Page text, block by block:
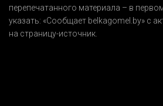
перепечатанного материала – в
указать: «Сообщает belkagomel.by» с
на страницу-источник.